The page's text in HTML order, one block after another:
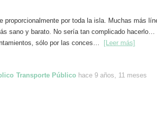
proporcionalmente por toda la isla. Muchas más
sano y barato. No sería tan complicado hacerlo…
sólo por las conces…
[Leer más]
Transporte Público hace 9 años, 11 meses